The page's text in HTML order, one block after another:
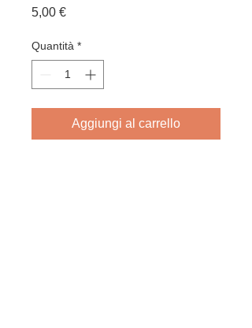
5,00 €Prezzo
Quantità *
Aggiungi al carrello